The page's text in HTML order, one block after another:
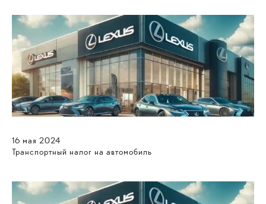
16 мая 2024
Транспортный налог на автомобиль